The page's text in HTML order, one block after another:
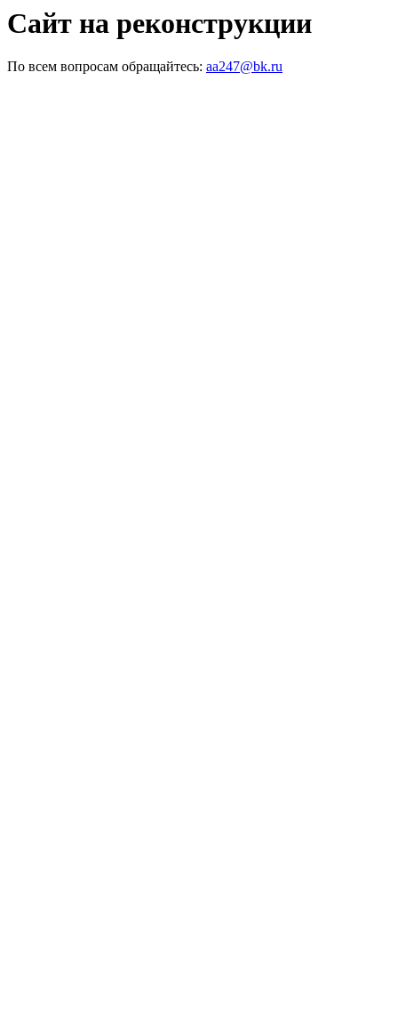
Сайт на реконструкции
По всем вопросам обращайтесь: aa247@bk.ru